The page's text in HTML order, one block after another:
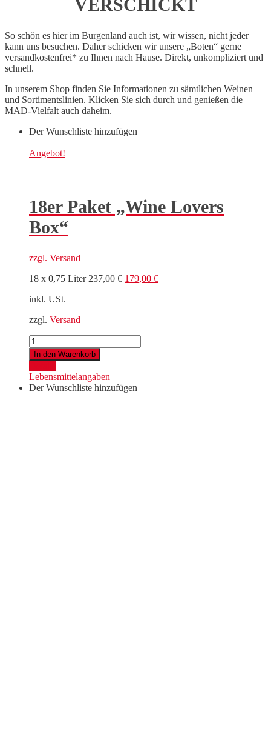
VERSCHICKT
So schön es hier im Burgenland auch ist, wir wissen, nicht jeder
kann uns besuchen. Daher schicken wir unsere „Boten“ gerne
versandkostenfrei* zu Ihnen nach Hause. Direkt, unkompliziert und
schnell.
In unserem Shop finden Sie Informationen zu sämtlichen Weinen
und Sortimentslinien. Klicken Sie sich durch und genießen die
MAD-Vielfalt auch daheim.
Der Wunschliste hinzufügen
Angebot!
18er Paket „Wine Lovers
Box“
zzgl. Versand
18 x 0,75 Liter237,00€ Ursprünglicher
179,00 €Aktueller
inkl. USt.
zzgl. Versand
18er
Paket
"Wine
Lovers
Box"
Menge
In den Warenkorb
Lebensmittelangaben
Der Wunschliste hinzufügen